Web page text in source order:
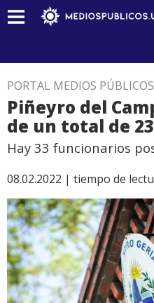
PORTAL MEDIOS PÚBLICOS
Piñeyro del
de un total de
Hay 33 funcionarios
08.02.2022 | tiempo de